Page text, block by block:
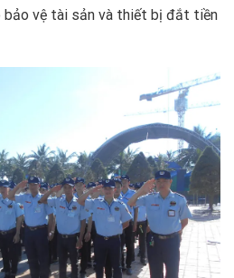
bảo vệ tài sản và thiết bị đắt tiền